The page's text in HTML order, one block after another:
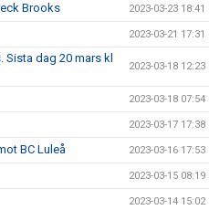
Brooks 2023-03-23 18:41
2023-03-21 17:31
Sista dag 20 mars kl
2023-03-18 12:23
2023-03-18 07:54
2023-03-17 17:38
BC Luleå 2023-03-16 17:53
2023-03-15 08:19
2023-03-14 15:02